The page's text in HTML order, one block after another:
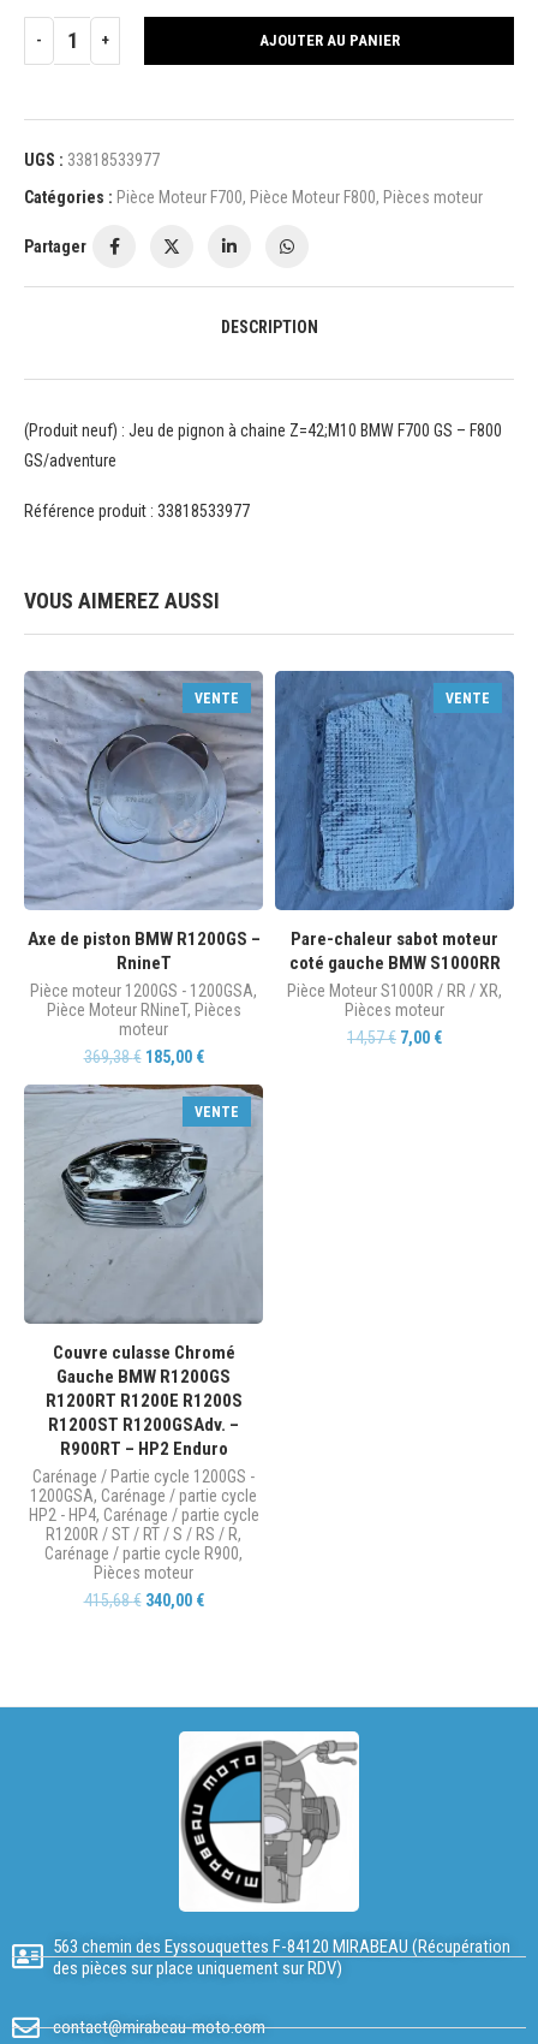
AJOUTER AU PANIER
UGS : 33818533977
Catégories : Pièce Moteur F700, Pièce Moteur F800, Pièces moteur
Partager
DESCRIPTION
(Produit neuf) : Jeu de pignon à chaine Z=42;M10 BMW F700 GS – F800
GS/adventure
Référence produit : 33818533977
VOUS AIMEREZ AUSSI
VENTE
Axe de piston BMW R1200GS –
RnineT
Pièce moteur 1200GS - 1200GSA,
Pièce Moteur RNineT, Pièces
moteur
369,38€ 185,00 €
VENTE
Pare-chaleur sabot moteur
coté gauche BMW S1000RR
Pièce Moteur S1000R / RR / XR,
Pièces moteur
14,57€ 7,00 €
VENTE
Couvre culasse Chromé
Gauche BMW R1200GS
R1200RT R1200E R1200S
R1200ST R1200GSAdv. –
R900RT – HP2 Enduro
Carénage / Partie cycle 1200GS -
1200GSA, Carénage / partie cycle
HP2 - HP4, Carénage / partie cycle
R1200R / ST / RT / S / RS / R,
Carénage / partie cycle R900,
Pièces moteur
415,68€ 340,00 €
563 chemin des Eyssouquettes F-84120 MIRABEAU (Récupération
des pièces sur place uniquement sur RDV)
contact@mirabeau-moto.com